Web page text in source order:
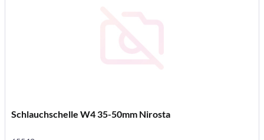
Schlauchschelle W4 35-50mm Nirosta